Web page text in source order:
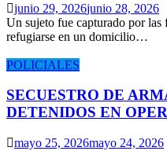
junio 29, 2026junio 28, 2026
Un sujeto fue capturado por las
refugiarse en un domicilio…
POLICIALES
SECUESTRO DE
DETENIDOS EN
mayo 25, 2026mayo 24, 2026